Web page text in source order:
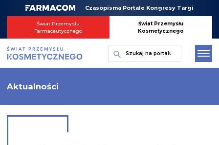
Czasopisma Portale Kongresy Targi
Świat Przemysłu
Farmaceutycznego
Świat Przemysłu
Kosmetycznego
Szukaj
Aktualności